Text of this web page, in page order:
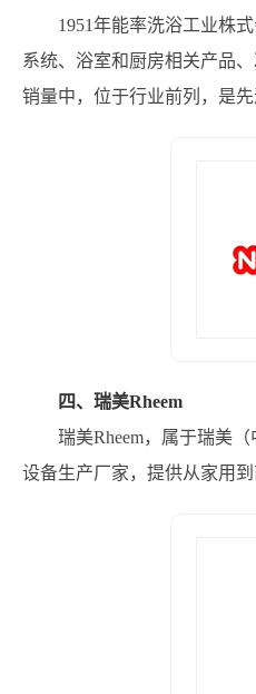
1951年能率洗浴工业株
系统、浴室和厨房相关产品
销量中，位于行业前列，是
四、瑞美Rheem
瑞美Rheem，属于瑞美
设备生产厂家，提供从家用